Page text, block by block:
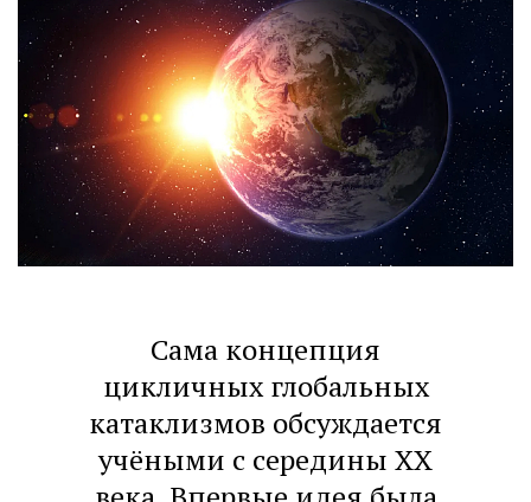
Сама концепция
цикличных глобальных
катаклизмов обсуждается
учёными с середины XX